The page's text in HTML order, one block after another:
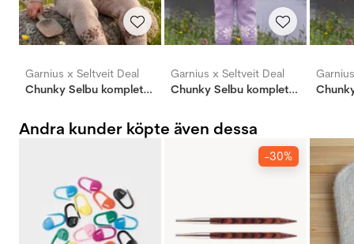
Garnius x Seltveit Deal
Chunky Selbu komplett paketdeal
Garnius x Seltveit Deal
Chunky Selbu komplett paketdeal
Andra kunder köpte även dessa
-30%